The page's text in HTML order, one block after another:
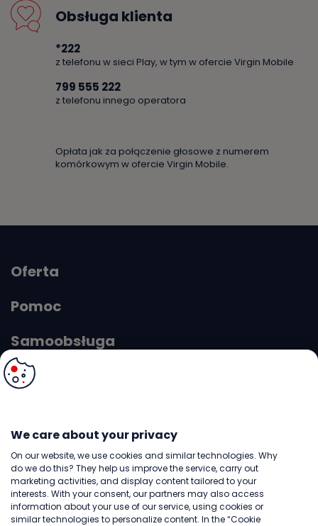
Obsługa klienta
*222
z telefonu w sieci Play, w tym w ofercie Virgin Mobile
799 555 222
z telefonu innego operatora
Opłata jak za połączenie głosowe z numerem
komórkowym w ofercie Virgin Mobile.
Oferta
Pomoc
Samoobsługa
O Virgin
Rozmiar A A A Kontrast
© 2026 Copyright: Play. Wszelkie prawa zastrzeżone.
Płatności obsługują: PayPal i PayU
We care about your privacy
On our website, we use cookies and similar technologies. Why
do we do this? They help us improve the service, carry out
marketing activities, and display content tailored to your
interests. With your consent, our partners may also access
information about your use of our service, using cookies or
similar technologies to personalize content. In the “Cookie